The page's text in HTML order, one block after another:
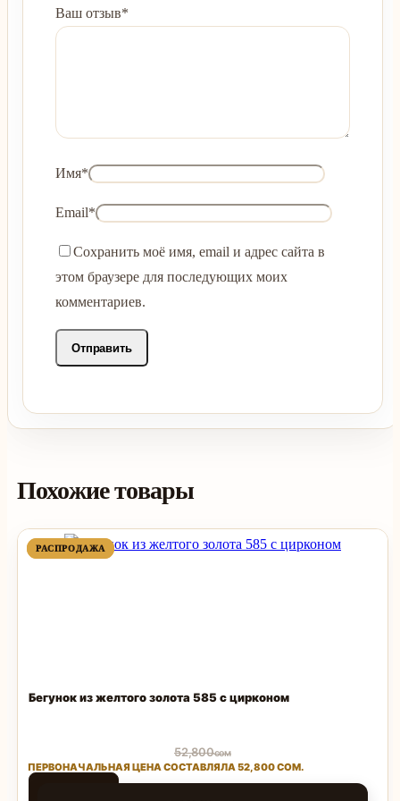
Ваш отзыв*
Имя*
Email*
Сохранить моё имя, email и адрес сайта в
этом браузере для последующих моих
комментариев.
Похожие товары
РАСПРОДАЖА ПРОДАВАЕМЫЙ
ТОВАР
РАСПРОДАЖА ПРОДАВАЕМЫЙ
ТОВАР
Бегунок из желтого золота 585 с цирконом
52,800сом
ПЕРВОНАЧАЛЬНАЯ ЦЕНА СОСТАВЛЯЛА 52,800 СОМ.